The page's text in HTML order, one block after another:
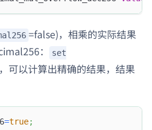
=false)，相乘的实际结果
：
set
，可以计算出精确的结果，结果
=true;